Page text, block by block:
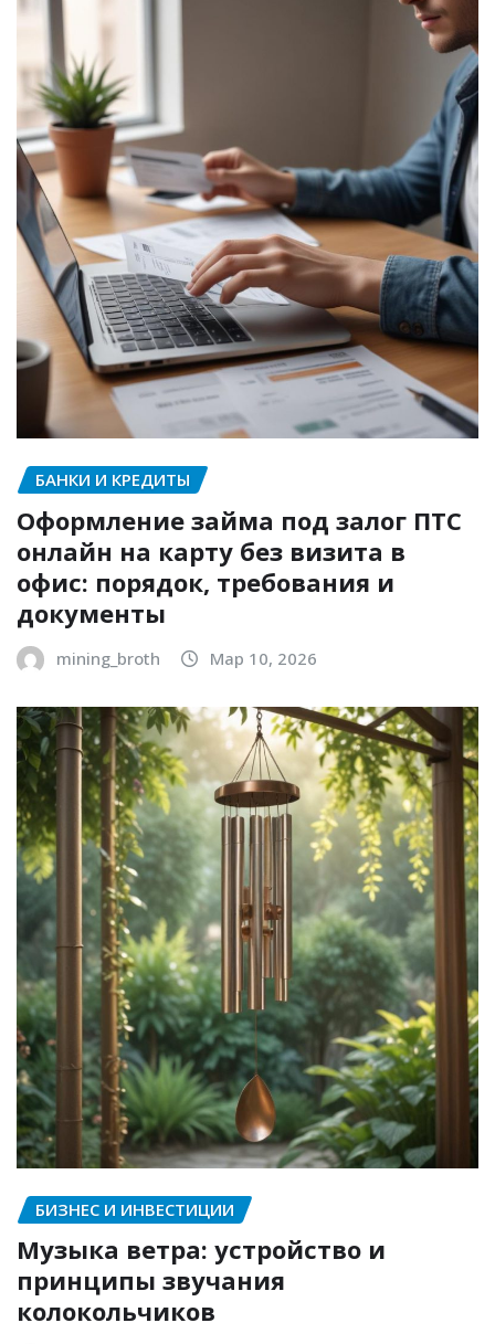
БАНКИ И КРЕДИТЫ
Оформление займа под залог ПТС
онлайн на карту без визита в
офис: порядок, требования и
документы
mining_broth Мар 10, 2026
БИЗНЕС И ИНВЕСТИЦИИ
Музыка ветра: устройство и
принципы звучания
колокольчиков